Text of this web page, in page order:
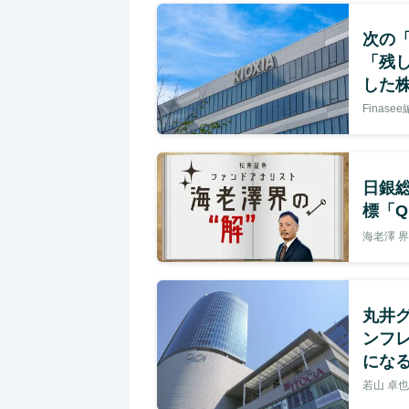
次の
「残
した
Finasee
日銀
標「
海老澤 界
丸井
ンフ
にな
若山 卓也